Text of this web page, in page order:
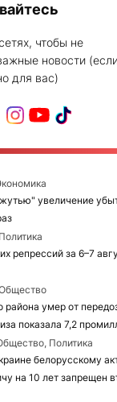
чтобы не
новости
для вас)
увеличение
Политика
репрессий за 6–7
района умер от
показала 7,2
Политика
белорусскому
на 10 лет запрещен